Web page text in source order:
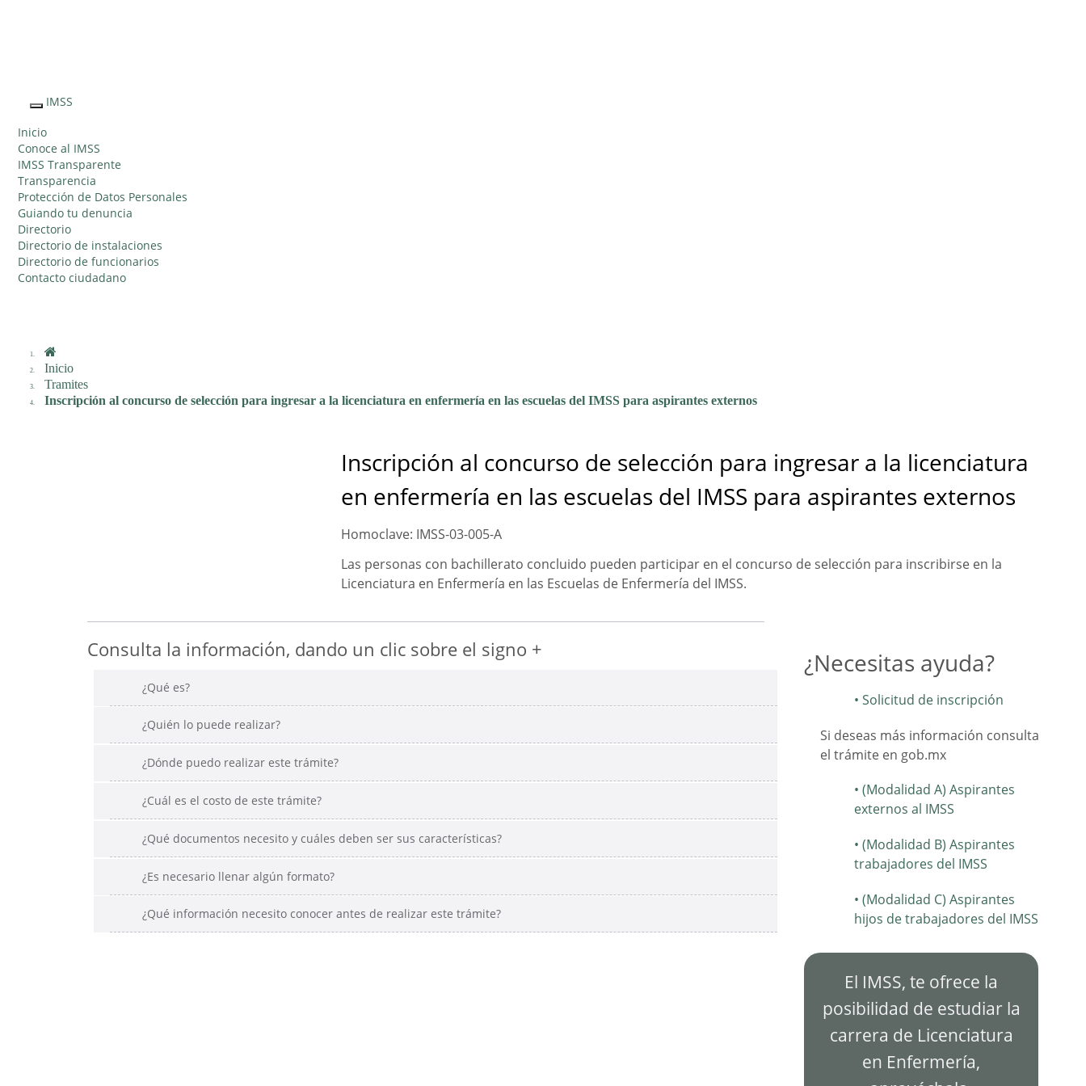
Interruptor
Navegación
IMSS
Inicio
Conoce al IMSS
IMSS Transparente
Transparencia
Protección de Datos Personales
Guiando tu denuncia
Directorio
Directorio de instalaciones
Directorio de funcionarios
Contacto ciudadano
Inicio
Tramites
Inscripción al concurso de selección para ingresar a la licenciatura en enfermería en las escuelas del IMSS para aspirantes externos
Inscripción al concurso de selección para ingresar a la licenciatura
en enfermería en las escuelas del IMSS para aspirantes externos
Homoclave: IMSS-03-005-A
Las personas con bachillerato concluido pueden participar en el concurso de selección para inscribirse en la
Licenciatura en Enfermería en las Escuelas de Enfermería del IMSS.
Consulta la información, dando un clic sobre el signo +
¿Qué es?
¿Quién lo puede realizar?
¿Dónde puedo realizar este trámite?
¿Cuál es el costo de este trámite?
¿Qué documentos necesito y cuáles deben ser sus características?
¿Es necesario llenar algún formato?
¿Qué información necesito conocer antes de realizar este trámite?
¿Necesitas ayuda?
Solicitud de inscripción
Si deseas más información consulta
el trámite en gob.mx
(Modalidad A) Aspirantes
externos al IMSS
(Modalidad B) Aspirantes
trabajadores del IMSS
(Modalidad C) Aspirantes
hijos de trabajadores del IMSS
El IMSS, te ofrece la
posibilidad de estudiar la
carrera de Licenciatura
en Enfermería,